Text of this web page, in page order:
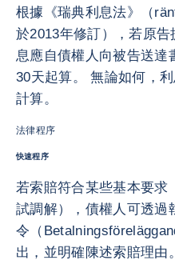
根據《瑞典利息法》（
於2013年修訂），若原
息應自債權人向被告送達
30天起算。 無論如何，
計算。
法律程序
快速程序
若索賠符合某些基本要求
試調解），債權人可透過
令（
出，並明確陳述索賠理由